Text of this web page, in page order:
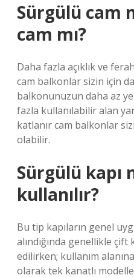
Sürgülü cam
cam mı?
Daha fazla açıklık ve
cam balkonlar sizin için
balkonunuzun daha az
fazla kullanılabilir alan
katlanır cam balkonlar
olabilir.
Sürgülü kapı
kullanılır?
Bu tip kapıların genel
alındığında genellikle
edilirken; kullanım
olarak tek kanatlı